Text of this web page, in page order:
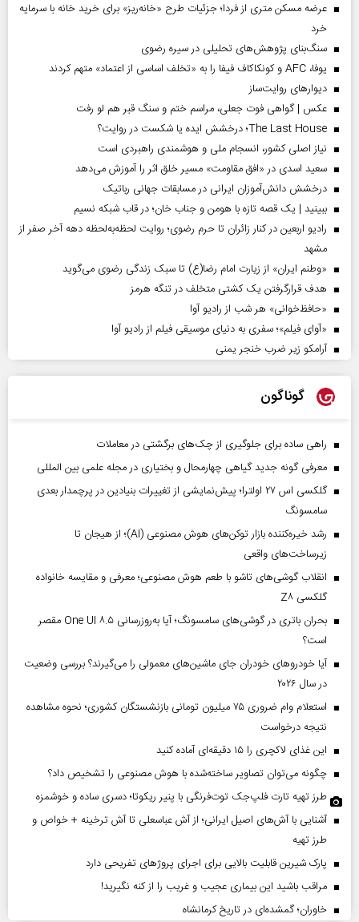
عرضه مسکن متری از فردا؛ جزئیات طرح «خانه‌ریز» برای خرید خانه با سرمایه
خرد
سنگ‌بنای پژوهش‌های تحلیلی در سیره رضوی
یوفا، AFC و کونکاکاف فیفا را به «تخلف اساسی از اعتماد» متهم کردند
دیوارهای روایت‌ساز
عکس | گواهی فوت جعلی، مراسم ختم و سنگ قبر هم لو رفت
The Last House؛ درخشش ایده یا شکست در روایت؟
نیاز اصلی کشور، انسجام ملی و هوشمندی راهبردی است
سعید اسدی در «افق مقاومت» مسیر خلق اثر را آموزش می‌دهد
درخشش دانش‌آموزان ایرانی در مسابقات جهانی رباتیک
ببینید | یک قصه تازه با هومن و جناب‌ خان؛ در قاب شبکه نسیم
رادیو اربعین در کنار زائران تا حرم رضوی؛ روایت لحظه‌به‌لحظه دهه آخر صفر از
مشهد
«وطنم ایران» از زیارت امام رضا(ع) تا سبک زندگی رضوی می‌گوید
هدف قرارگرفتن یک کشتی متخلف در تنگه هرمز
«حافظ‌خوانی» هر شب از رادیو آوا
«آوای فیلم»؛ سفری به دنیای موسیقی فیلم از رادیو آوا
آرامکو زیر ضرب خنجر یمنی
گوناگون
راهی ساده برای جلوگیری از چک‌های برگشتی در معاملات
معرفی گونه جدید گیاهی چهارمحال و بختیاری در مجله علمی بین المللی
گلکسی اس ۲۷ اولترا؛ پیش‌نمایشی از تغییرات بنیادین در پرچمدار بعدی
سامسونگ
رشد خیره‌کننده بازار توکن‌های هوش مصنوعی (AI)؛ از هیجان تا
زیرساخت‌های واقعی
انقلاب گوشی‌های تاشو‌ با طعم هوش مصنوعی؛ معرفی و مقایسه خانواده
گلکسی Z۸
بحران باتری در گوشی‌های سامسونگ؛ آیا به‌روزرسانی One UI ۸.۵ مقصر
است؟
آیا خودروهای خودران جای ماشین‌های معمولی را می‌گیرند؟ بررسی وضعیت
در سال ۲۰۲۶
استعلام وام ضروری ۷۵ میلیون تومانی بازنشستگان کشوری؛ نحوه مشاهده
نتیجه درخواست
این غذای لاکچری را ۱۵ دقیقه‌ای آماده کنید
چگونه می‌توان تصاویر ساخته‌شده با هوش مصنوعی را تشخیص داد؟
طرز تهیه تارت فلپ‌جک توت‌فرنگی با پنیر ریکوتا؛ دسری ساده و خوشمزه
آشنایی با آش‌های اصیل ایرانی؛ از آش عباسعلی تا آش ترخینه + خواص و
طرز تهیه
پارک شیرین قابلیت‌ بالایی برای اجرای پروژهای تفریحی دارد
مراقب باشید این بیماری عجیب و غریب را از کنه نگیرید!
خاوران؛ گمشده‌ای در تاریخ کرمانشاه